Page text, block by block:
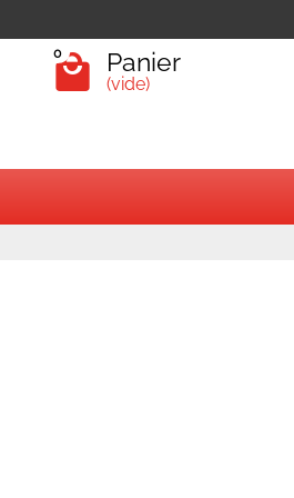
0 Panier
(vide)